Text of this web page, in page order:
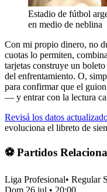
Estadio de fútbol
en medio de neblina
Con mi propio dinero, no
cuotas lo permiten,
tarjetas construye un
del enfrentamiento. O,
para confirmar que el
— y entrar con la lectura
Revisá los datos
evoluciona el libreto de
⚽ Partidos
Liga Profesional• Regular
Dom 26 jul • 20:00